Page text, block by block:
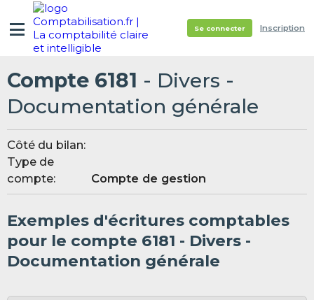
Se connecter Inscription
Compte 6181 - Divers -
Documentation générale
Côté du bilan:
Type de
compte:
Compte de gestion
Exemples d'écritures comptables
pour le compte 6181 - Divers -
Documentation générale